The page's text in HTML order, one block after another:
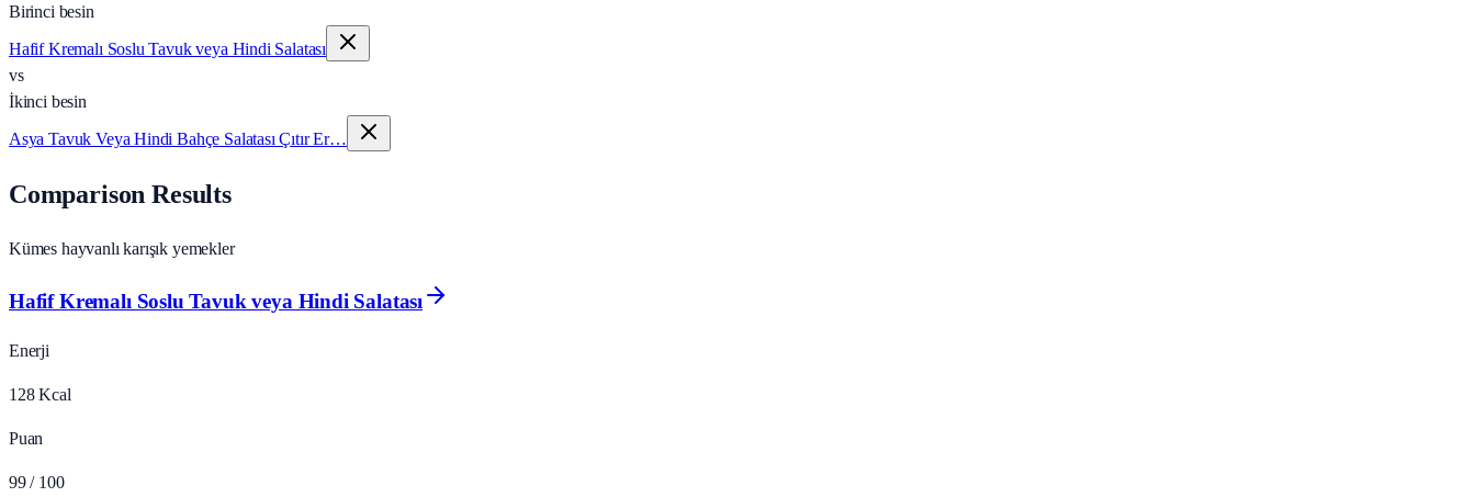
Birinci besin
Hafif Kremalı Soslu Tavuk veya Hindi Salatası
vs
İkinci besin
Asya Tavuk Veya Hindi Bahçe Salatası Çıtır Er…
Comparison Results
Kümes hayvanlı karışık yemekler
Hafif Kremalı Soslu Tavuk veya Hindi Salatası
Enerji
128 Kcal
Puan
99 / 100